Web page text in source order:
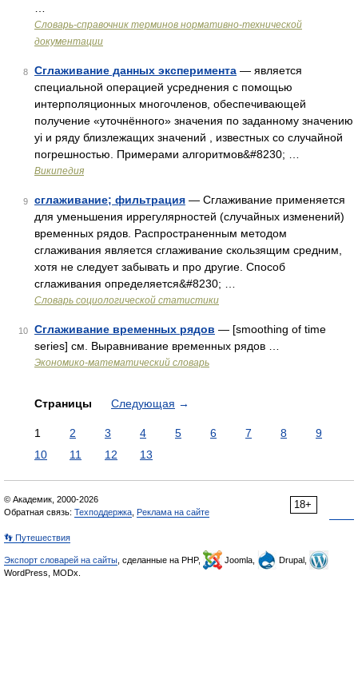
Словарь-справочник терминов нормативно-технической
документации
8 Сглаживание данных эксперимента — является
специальной операцией усреднения с помощью
интерполяционных многочленов, обеспечивающей
получение «уточнённого» значения по заданному значению
yi и ряду близлежащих значений , известных со случайной
погрешностью. Примерами алгоритмов&#8230; …
Википедия
9 сглаживание; фильтрация — Сглаживание применяется
для уменьшения иррегулярностей (случайных изменений)
временных рядов. Распространенным методом
сглаживания является сглаживание скользящим средним,
хотя не следует забывать и про другие. Способ
сглаживания определяется&#8230; …
Словарь социологической статистики
10 Сглаживание временных рядов — [smoothing of time
series] см. Выравнивание временных рядов …
Экономико-математический словарь
Страницы Следующая →
1 2 3 4 5 6 7 8
9
10
11 12 13
18+
© Академик, 2000-2026
Обратная связь: Техподдержка Реклама на сайте
👣 Путешествия
Экспорт словарей на сайты , сделанные на PHP, Joomla,
Drupal,
WordPress, MODx.